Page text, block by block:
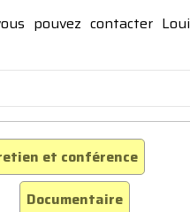
pouvez contacter
et conférence
Documentaire